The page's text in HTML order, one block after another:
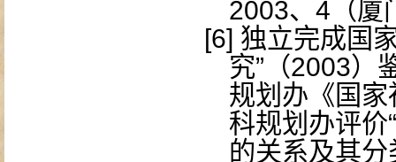
2003、 4 （
[6] 独立完成国
究”（2003）
规划办《国
科规划办评
的关系及其